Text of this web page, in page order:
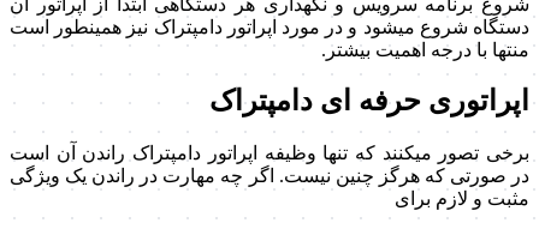
دستگاه شروع میشود و در مورد اپراتور دامپتراک نیز همینطور است
منتها با درجه اهمیت بیشتر.
اپراتوری حرفه ای دامپتراک
برخی تصور میکنند که تنها وظیفه اپراتور دامپتراک راندن آن است
در صورتی که هرگز چنین نیست. اگر چه مهارت در راندن یک ویژگی
مثبت و لازم برای